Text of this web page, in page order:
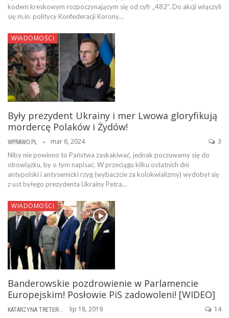
kodem kreskowym rozpoczynającym się od cyfr „482”. Do akcji włączyli
się m.in. politycy Konfederacji Korony…
WIADOMOŚCI
Były prezydent Ukrainy i mer Lwowa gloryfikują
mordercę Polaków i Żydów!
WPRAWO.PL mar 6, 2024 3
Niby nie powinno to Państwa zaskakiwać, jednak poczuwamy się do
obowiązku, by o tym napisać. W przeciągu kilku ostatnich dni
antypolski i antysemicki rzyg (wybaczcie za kolokwializmy) wydobył się
z ust byłego prezydenta Ukrainy Petra…
WIADOMOŚCI
Banderowskie pozdrowienie w Parlamencie
Europejskim! Posłowie PiS zadowoleni! [WIDEO]
KATARZYNA TRETER-SIERPIŃSKA lip 18, 2019 14